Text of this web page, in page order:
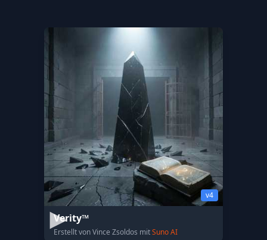
v4
Verity™
Erstellt von Vince Zsoldos mitSuno AI